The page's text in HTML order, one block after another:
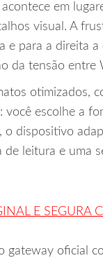
em
visual. A
e para a direita
da tensão entre
otimizados,
escolhe a
dispositivo
leitura e uma
E
gateway oficial